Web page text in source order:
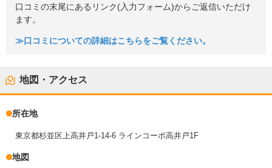
口コミの末尾にあるリンク(入力フォーム)からご返信いただけ
ます。
≫口コミについての詳細はこちらをご覧ください。
地図・アクセス
所在地
東京都杉並区上高井戸1-14-6 ラインコーポ高井戸1F
地図